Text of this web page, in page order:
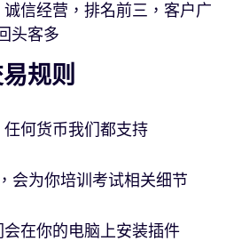
信经营，排名前三，客户广
头客多
规则
何货币我们都支持
会为你培训考试相关细节
在你的电脑上安装插件